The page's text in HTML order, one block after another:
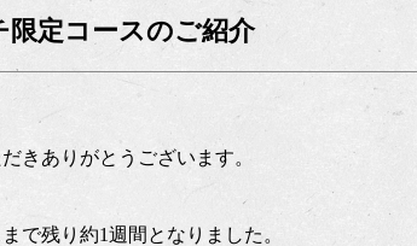
限定コースのご紹介
きありがとうございます。
で残り約1週間となりました。